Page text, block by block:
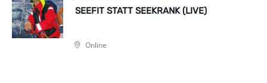
SEEFIT STATT SEEKRANK (LIVE)
Online